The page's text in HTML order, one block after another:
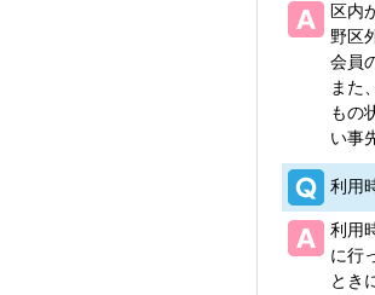
区内
野区
会員
また
もの
い事
利用
利用
に行
とき